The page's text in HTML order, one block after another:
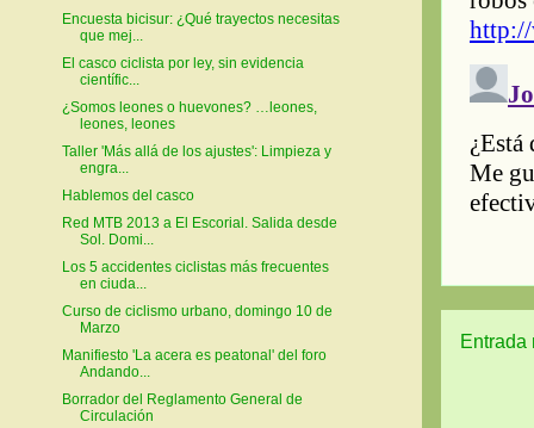
Entrada
Encuesta bicisur: ¿Qué trayectos necesitas
que mej...
El casco ciclista por ley, sin evidencia
científic...
¿Somos leones o huevones? …leones,
leones, leones
Taller 'Más allá de los ajustes': Limpieza y
engra...
Hablemos del casco
Red MTB 2013 a El Escorial. Salida desde
Sol. Domi...
Los 5 accidentes ciclistas más frecuentes
en ciuda...
Curso de ciclismo urbano, domingo 10 de
Marzo
Manifiesto 'La acera es peatonal' del foro
Andando...
Borrador del Reglamento General de
Circulación